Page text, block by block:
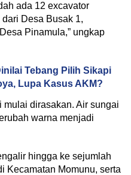
ada 12 excavator
Desa Busak 1,
Pinamula,” ungkap
Tebang Pilih Sikapi
Lupa Kasus AKM?
dirasakan. Air sungai
warna menjadi
hingga ke sejumlah
Kecamatan Momunu, serta